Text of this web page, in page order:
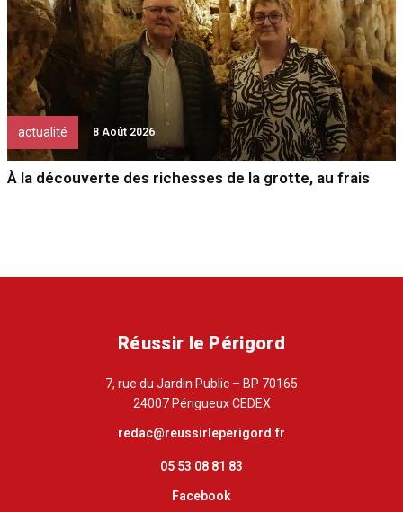
actualité 8 Août 2026
À la découverte des richesses de la grotte, au frais
Réussir le Périgord
7, rue du Jardin Public – BP 70165
24007 Périgueux CEDEX
redac@reussirleperigord.fr
05 53 08 81 83
Facebook